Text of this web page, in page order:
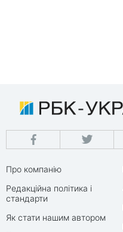
Про компанію
Редакційна політика і
стандарти
Як стати нашим автором